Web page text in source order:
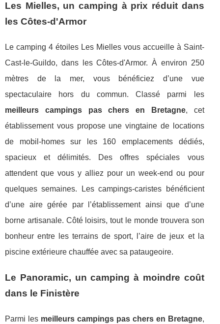
Les Mielles, un camping à prix réduit dans
les Côtes-d'Armor
Le camping 4 étoiles Les Mielles vous accueille à Saint-
Cast-le-Guildo, dans les Côtes-d'Armor. À environ 250
mètres de la mer, vous bénéficiez d’une vue
spectaculaire hors du commun. Classé parmi les
meilleurs campings pas chers en Bretagne, cet
établissement vous propose une vingtaine de locations
de mobil-homes sur les 160 emplacements dédiés,
spacieux et délimités. Des offres spéciales vous
attendent que vous y alliez pour un week-end ou pour
quelques semaines. Les campings-caristes bénéficient
d’une aire gérée par l’établissement ainsi que d’une
borne artisanale. Côté loisirs, tout le monde trouvera son
bonheur entre les terrains de sport, l’aire de jeux et la
piscine extérieure chauffée avec sa pataugeoire.
Le Panoramic, un camping à moindre coût
dans le Finistère
Parmi les meilleurs campings pas chers en Bretagne,